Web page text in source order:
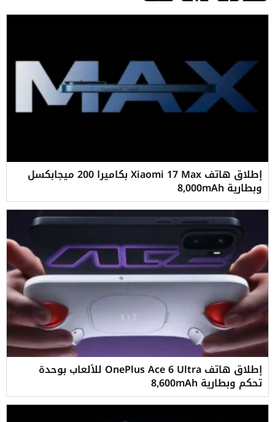
إطلاق هاتف Xiaomi 17 Max بكاميرا 200 ميجابكسل
وبطارية 8,000mAh
إطلاق هاتف OnePlus Ace 6 Ultra للألعاب بوحدة
تحكم وبطارية 8,600mAh